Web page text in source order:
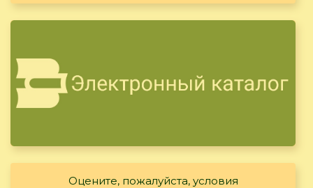
Оцените, пожалуйста, условия